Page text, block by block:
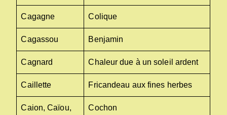
Cagagne Colique
Cagassou Benjamin
Cagnard Chaleur due à un soleil ardent
Caillette Fricandeau aux fines herbes
Caion, Caïou,
Cochon